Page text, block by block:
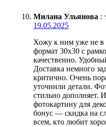
Милана Ульянова :
19.05.2025
Хожу к ним уже не в
формат 30х30 с
качественно.
Доставка немного
критично. Очень
уточнили детали.
стильно дополняет.
фотокартину для
бонус — скидка на
всем, кто любит